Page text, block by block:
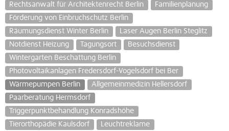
Rechtsanwalt für Architektenrecht Berlin
Familienplanung
Förderung von Einbruchschutz Berlin
Räumungsdienst Winter Berlin
Laser Augen Berlin Steglitz
Notdienst Heizung
Tagungsort
Besuchsdienst
Wintergarten Beschattung Berlin
Photovoltaikanlagen Fredersdorf-Vogelsdorf bei Ber
Wärmepumpen Berlin
Allgemeinmedizin Hellersdorf
Paarberatung Hermsdorf
Triggerpunktbehandlung Konradshöhe
Tierorthopädie Kaulsdorf
Leuchtreklame